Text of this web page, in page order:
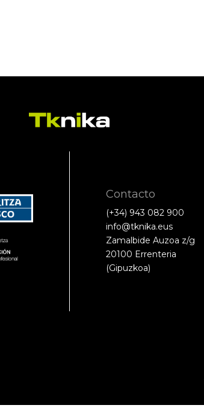
Contacto
(+34) 943 082 900
info@tknika.eus
Zamalbide Auzoa z/g
20100 Errenteria
(Gipuzkoa)